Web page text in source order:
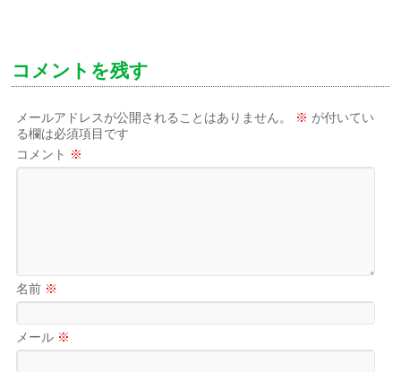
コメントを残す
メールアドレスが公開されることはありません。 ※ が付いてい
る欄は必須項目です
コメント ※
名前 ※
メール ※